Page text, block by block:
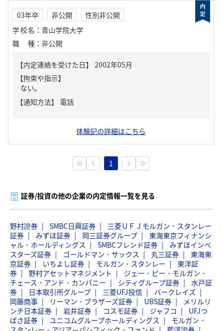
03年卒 非公開
性別非公開
学校名 ： 青山学院大学
職種 ： 非公開
【内定連絡を受けた日】
2002年05月
【拘束や指示】
ない。
【通知方法】
電話
体験記の詳細はこちら
1
証券/投資の他の企業の内定情報一覧を見る
野村證券 SMBC日興証券
三菱ＵＦＪモルガン・スタンレー
証券
みずほ証券 岡三証券グループ
東海東京フィナンシ
ャル・ホールディングス
SMBCフレンド証券
みずほインベ
スターズ証券
ゴールドマン・サックス 丸三証券
東海東
京証券
いちよし証券 モルガン・スタンレー
東洋証
券
野村アセットマネジメント
ジェー・ピー・モルガン・
チェース・アンド・カンパニー
シティグループ証券
水戸証
券
日本取引所グループ 三菱UFJ投信
バークレイズ
岡藤商事
リーマン・ブラザーズ証券 UBS証券
メリルリ
ンチ日本証券
岩井証券 コスモ証券 ジャフコ
UFJつ
ばさ証券
ユニコムグループホールディングス
モルガン・